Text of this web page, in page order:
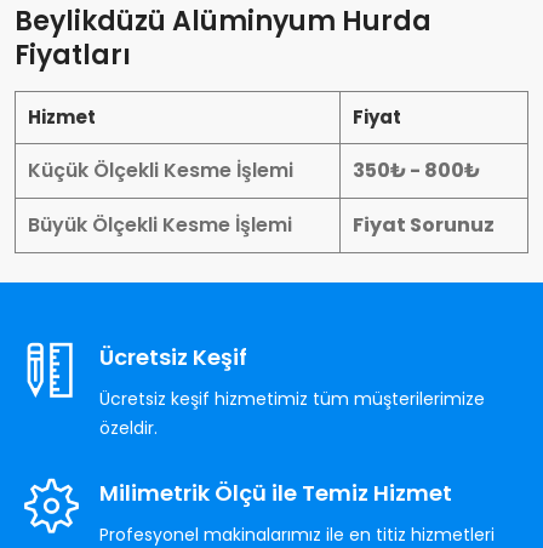
Beylikdüzü Alüminyum Hurda
Fiyatları
Hizmet Fiyat
Küçük Ölçekli Kesme İşlemi
350₺ - 800₺
Büyük Ölçekli Kesme İşlemi
Fiyat Sorunuz
Ücretsiz Keşif
Ücretsiz keşif hizmetimiz tüm müşterilerimize
özeldir.
Milimetrik Ölçü ile Temiz Hizmet
Profesyonel makinalarımız ile en titiz hizmetleri